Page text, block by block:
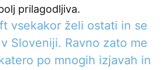
prilagodljiva.
vsekakor želi ostati in se
Sloveniji. Ravno zato me
po mnogih izjavah in